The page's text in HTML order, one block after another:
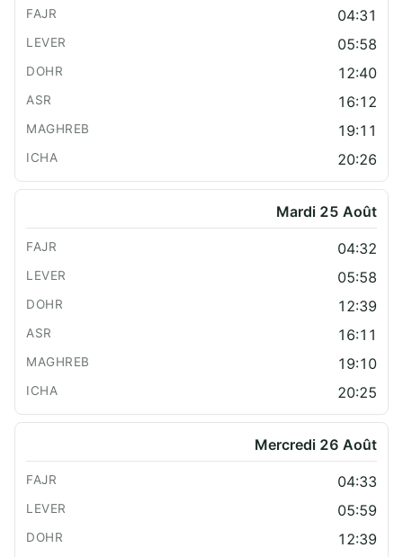
04:31
05:58
12:40
16:12
19:11
20:26
Mardi 25 Août
04:32
05:58
12:39
16:11
19:10
20:25
Mercredi 26 Août
04:33
05:59
12:39